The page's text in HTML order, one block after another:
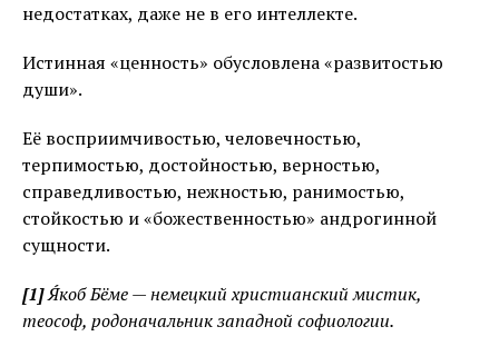
недостатках, даже не в его интеллекте.
Истинная «ценность» обусловлена «развитостью
души».
Её восприимчивостью, человечностью,
терпимостью, достойностью, верностью,
справедливостью, нежностью, ранимостью,
стойкостью и «божественностью» андрогинной
сущности.
[1]Я́коб Бёме — немецкий христианский мистик,
теософ, родоначальник западной софиологии.